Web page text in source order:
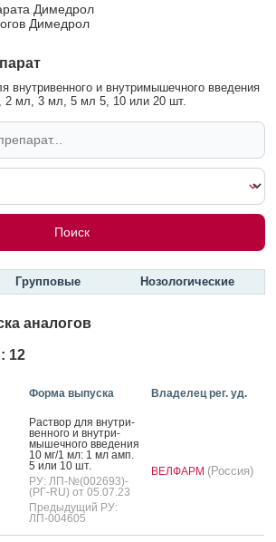
Димедрол
Димедрол
внутривенного и внутримышечного введения
мл, 3 мл, 5 мл 5, 10 или 20 шт.
Групповые Нозологические
аналогов
12
Форма выпуска Владелец рег. уд.
Рас­твор для внут­ри­
вен­но­го и внут­ри­
мышеч­но­го вве­дения
10 мг/1 мл: 1 мл амп.
5 или 10 шт.
РУ: ЛП-№(002693)-
(РГ-RU) от 05.07.23
Предыдущий РУ:
ЛП-004605
ВЕЛФАРМ (Россия)